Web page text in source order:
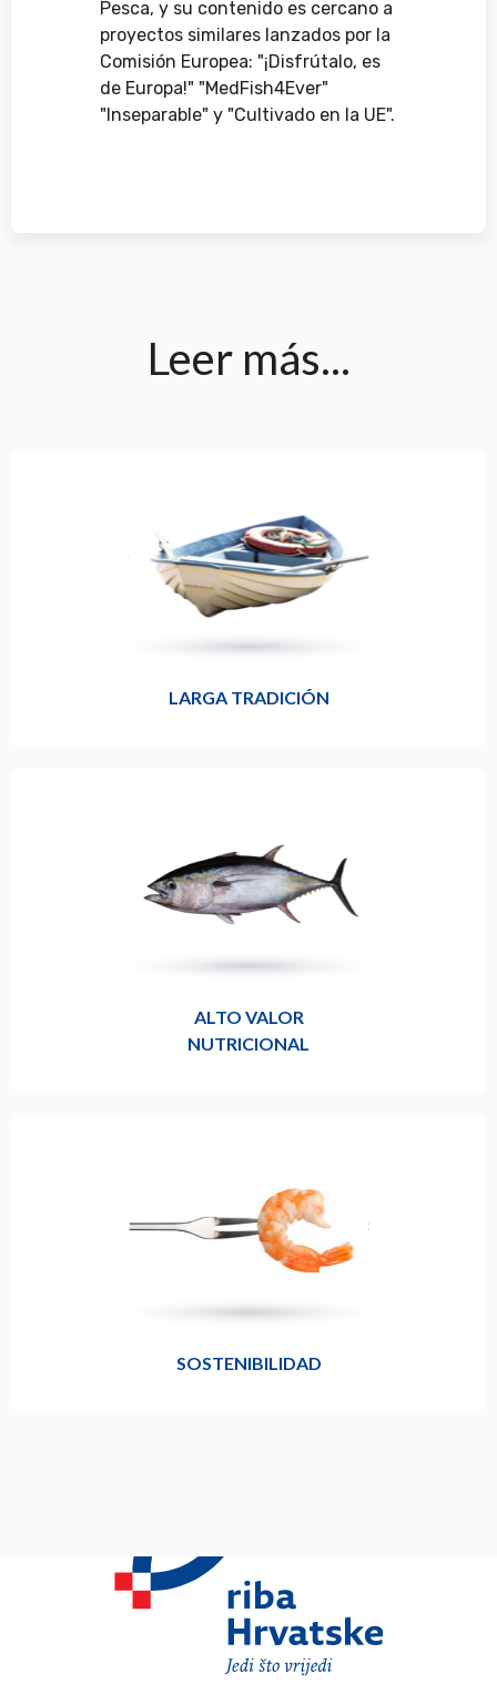
Pesca, y su contenido es cercano a
proyectos similares lanzados por la
Comisión Europea: "¡Disfrútalo, es
de Europa!" "MedFish4Ever"
"Inseparable" y "Cultivado en la UE".
Leer más...
LARGA TRADICIÓN
ALTO VALOR
NUTRICIONAL
SOSTENIBILIDAD